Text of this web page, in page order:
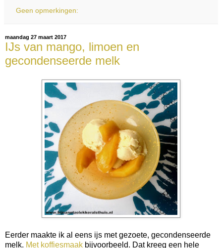
Geen opmerkingen:
maandag 27 maart 2017
IJs van mango, limoen en
gecondenseerde melk
Eerder maakte ik al eens ijs met gezoete, gecondenseerde
melk. Met koffiesmaak bijvoorbeeld. Dat kreeg een hele